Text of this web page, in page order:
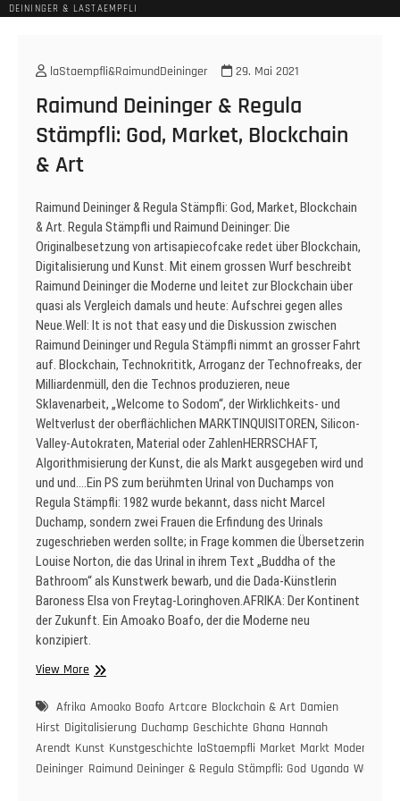
DEININGER & LASTAEMPFLI
laStaempfli&RaimundDeininger 29. Mai 2021
Raimund Deininger & Regula
Stämpfli: God, Market, Blockchain
& Art
Raimund Deininger & Regula Stämpfli: God, Market, Blockchain
& Art. Regula Stämpfli und Raimund Deininger: Die
Originalbesetzung von artisapiecofcake redet über Blockchain,
Digitalisierung und Kunst. Mit einem grossen Wurf beschreibt
Raimund Deininger die Moderne und leitet zur Blockchain über
quasi als Vergleich damals und heute: Aufschrei gegen alles
Neue.Well: It is not that easy und die Diskussion zwischen
Raimund Deininger und Regula Stämpfli nimmt an grosser Fahrt
auf. Blockchain, Technokrititk, Arroganz der Technofreaks, der
Milliardenmüll, den die Technos produzieren, neue
Sklavenarbeit, „Welcome to Sodom“, der Wirklichkeits- und
Weltverlust der oberflächlichen MARKTINQUISITOREN, Silicon-
Valley-Autokraten, Material oder ZahlenHERRSCHAFT,
Algorithmisierung der Kunst, die als Markt ausgegeben wird und
und und….Ein PS zum berühmten Urinal von Duchamps von
Regula Stämpfli: 1982 wurde bekannt, dass nicht Marcel
Duchamp, sondern zwei Frauen die Erfindung des Urinals
zugeschrieben werden sollte; in Frage kommen die Übersetzerin
Louise Norton, die das Urinal in ihrem Text „Buddha of the
Bathroom“ als Kunstwerk bewarb, und die Dada-Künstlerin
Baroness Elsa von Freytag-Loringhoven.AFRIKA: Der Kontinent
der Zukunft. Ein Amoako Boafo, der die Moderne neu
konzipiert.
View MoreRaimund
&
Regula
Stämpfli:
God,
Afrika Amoako Boafo Artcare Blockchain & Art Damien
Hirst Digitalisierung Duchamp Geschichte Ghana Hannah
Arendt Kunst Kunstgeschichte laStaempfli Market Markt Moderne
Deininger Raimund Deininger & Regula Stämpfli: God Uganda